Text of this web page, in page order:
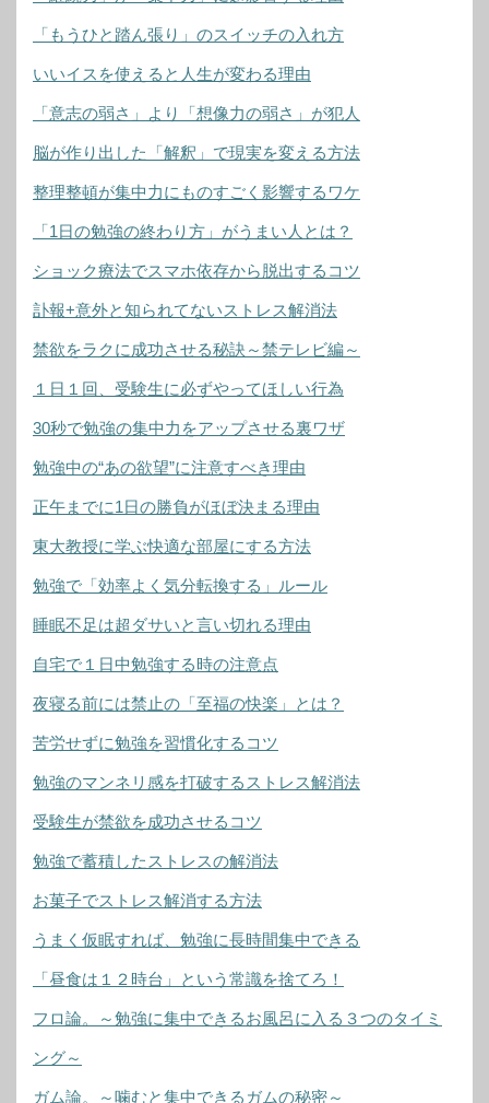
「もうひと踏ん張り」のスイッチの入れ方
いいイスを使えると人生が変わる理由
「意志の弱さ」より「想像力の弱さ」が犯人
脳が作り出した「解釈」で現実を変える方法
整理整頓が集中力にものすごく影響するワケ
「1日の勉強の終わり方」がうまい人とは？
ショック療法でスマホ依存から脱出するコツ
訃報+意外と知られてないストレス解消法
禁欲をラクに成功させる秘訣～禁テレビ編～
１日１回、受験生に必ずやってほしい行為
30秒で勉強の集中力をアップさせる裏ワザ
勉強中の“あの欲望”に注意すべき理由
正午までに1日の勝負がほぼ決まる理由
東大教授に学ぶ快適な部屋にする方法
勉強で「効率よく気分転換する」ルール
睡眠不足は超ダサいと言い切れる理由
自宅で１日中勉強する時の注意点
夜寝る前には禁止の「至福の快楽」とは？
苦労せずに勉強を習慣化するコツ
勉強のマンネリ感を打破するストレス解消法
受験生が禁欲を成功させるコツ
勉強で蓄積したストレスの解消法
お菓子でストレス解消する方法
うまく仮眠すれば、勉強に長時間集中できる
「昼食は１２時台」という常識を捨てろ！
フロ論。～勉強に集中できるお風呂に入る３つのタイミ
ング～
ガム論。～噛むと集中できるガムの秘密～